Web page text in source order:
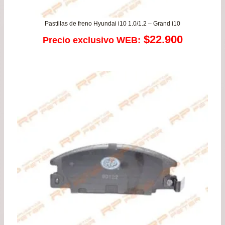
Pastillas de freno Hyundai i10 1.0/1.2 – Grand i10
Precio exclusivo WEB: $22.900